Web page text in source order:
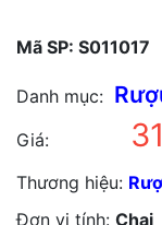
Mã SP: S011017
Danh mục:
Giá:
Thương hiệu:
Đơn vị tính: Chai